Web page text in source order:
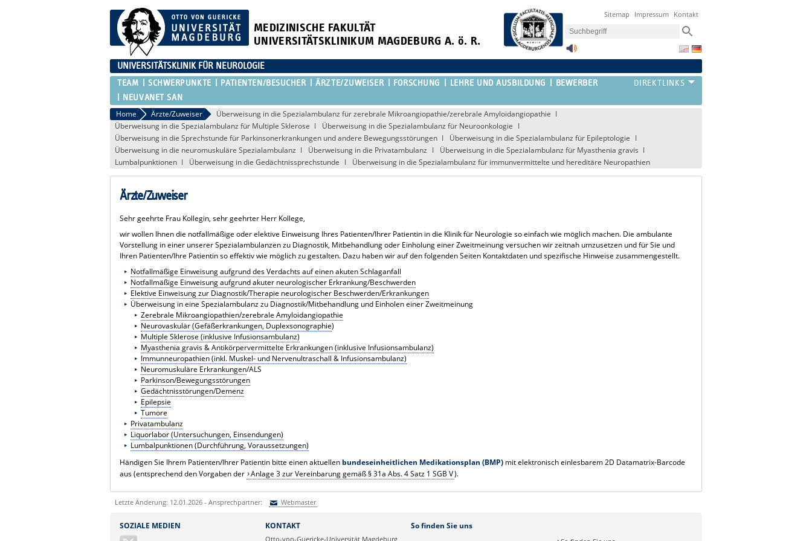
MEDIZINISCHE FAKULTÄT
UNIVERSITÄTSKLINIKUM MAGDEBURG A. ö. R.
Sitemap Impressum Kontakt
UNIVERSITÄTSKLINIK FÜR NEUROLOGIE
TEAM SCHWERPUNKTE PATIENTEN/BESUCHER ÄRZTE/ZUWEISER FORSCHUNG LEHRE UND AUSBILDUNG
BEWERBER
NEUVANET SAN
Home Ärzte/Zuweiser
Überweisung in die Spezialambulanz für zerebrale Mikroangiopathie/zerebrale Amyloidangiopathie
Überweisung in die Spezialambulanz für Multiple Sklerose
Überweisung in die Spezialambulanz für Neuroonkologie
Überweisung in die Sprechstunde für Parkinsonerkrankungen und andere Bewegungsstörungen
Überweisung in die Spezialambulanz für Epileptologie
Überweisung in die neuromuskuläre Spezialambulanz
Überweisung in die Privatambulanz
Überweisung in die Spezialambulanz für Myasthenia gravis
Lumbalpunktionen
Überweisung in die Gedächtnissprechstunde Überweisung in die Spezialambulanz für immunvermittelte und hereditäre Neuropathien
Ärzte/Zuweiser
Sehr geehrte Frau Kollegin, sehr geehrter Herr Kollege,
wir wollen Ihnen die notfallmäßige oder elektive Einweisung Ihres Patienten/Ihrer Patientin in die Klinik für Neurologie so einfach wie möglich machen. Die ambulante
Vorstellung in einer unserer Spezialambulanzen zu Diagnostik, Mitbehandlung oder Einholung einer Zweitmeinung versuchen wir zeitnah umzusetzen und für Sie und
Ihren Patienten/Ihre Patientin so effektiv wie möglich zu gestalten. Dazu haben wir auf den folgenden Seiten Kontaktdaten und spezifische Hinweise zusammengestellt.
Notfallmäßige Einweisung aufgrund des Verdachts auf einen akuten Schlaganfall
Notfallmäßige Einweisung aufgrund akuter neurologischer Erkrankung/Beschwerden
Elektive Einweisung zur Diagnostik/Therapie neurologischer Beschwerden/Erkrankungen
Überweisung in eine Spezialambulanz zu Diagnostik/Mitbehandlung und Einholen einer Zweitmeinung
Zerebrale Mikroangiopathien/zerebrale Amyloidangiopathie
Neurovaskulär (Gefäßerkrankungen, Duplexsonographie)
Multiple Sklerose (inklusive Infusionsambulanz)
Myasthenia gravis & Antikörpervermittelte Erkrankungen (inklusive Infusionsambulanz)
Immunneuropathien (inkl. Muskel- und Nervenultraschall & Infusionsambulanz)
Neuromuskuläre Erkrankungen/ALS
Parkinson/Bewegungsstörungen
Gedächtnisstörungen/Demenz
Epilepsie
Tumore
Privatambulanz
Liquorlabor (Untersuchungen, Einsendungen)
Lumbalpunktionen (Durchführung, Voraussetzungen)
Händigen Sie Ihrem Patienten/Ihrer Patientin bitte einen aktuellen bundeseinheitlichen Medikationsplan (BMP) mit elektronisch einlesbarem 2D Datamatrix-Barcode
aus (entsprechend den Vorgaben der Anlage 3 zur Vereinbarung gemäß § 31a Abs. 4 Satz 1 SGB V).
Letzte Änderung: 12.01.2026 - Ansprechpartner: Webmaster
Ihre E-Mailadresse:
SOZIALE MEDIEN KONTAKT
Otto-von-Guericke-Universität Magdeburg
So finden Sie uns